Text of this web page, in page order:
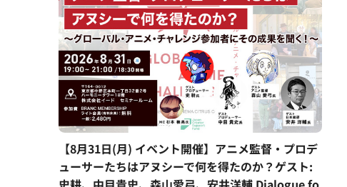
【8月31日(月) イベント開催】アニメ監督・プロデ
ューサーたちはアヌシーで何を得たのか？ゲスト: